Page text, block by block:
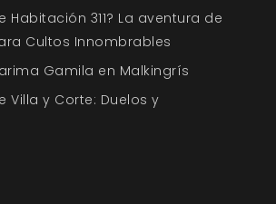
Habitación 311? La aventura de
Cultos Innombrables
Gamila en Malkingrís
Villa y Corte: Duelos y